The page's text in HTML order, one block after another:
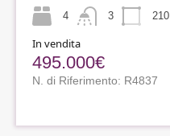
4 3 210
In vendita
495.000€
N. di Riferimento: R4837